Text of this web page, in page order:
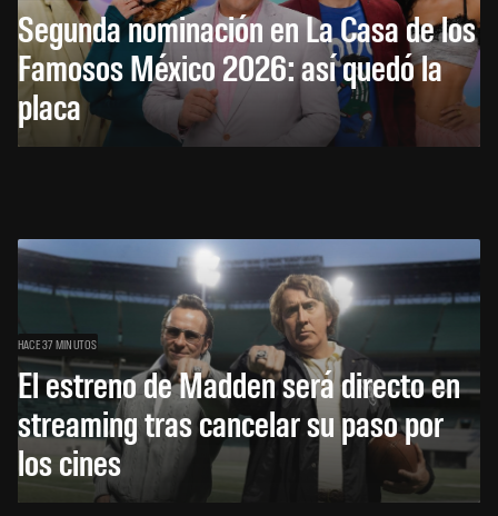
Segunda nominación en La Casa de los
Famosos México 2026: así quedó la
placa
HACE 37 MINUTOS
El estreno de Madden será directo en
streaming tras cancelar su paso por
los cines